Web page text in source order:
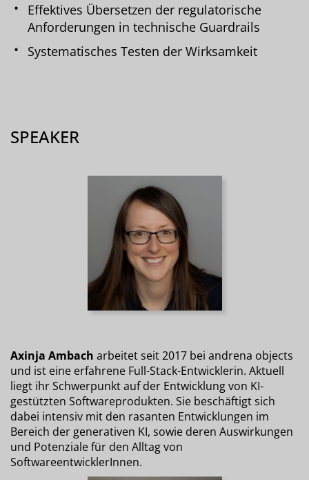
Effektives Übersetzen der regulatorische
Anforderungen in technische Guardrails
Systematisches Testen der Wirksamkeit
SPEAKER
Axinja Ambach arbeitet seit 2017 bei andrena objects
und ist eine erfahrene Full-Stack-Entwicklerin. Aktuell
liegt ihr Schwerpunkt auf der Entwicklung von KI-
gestützten Softwareprodukten. Sie beschäftigt sich
dabei intensiv mit den rasanten Entwicklungen im
Bereich der generativen KI, sowie deren Auswirkungen
und Potenziale für den Alltag von
SoftwareentwicklerInnen.